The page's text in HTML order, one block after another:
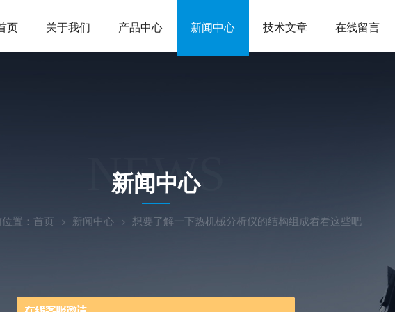
页 关于我们 产品中心 新闻中心 技术文章 在线留言
NEWS
新闻中心
置： 首页 新闻中心 想要了解一下热机械分析仪的结构组成看看这些吧